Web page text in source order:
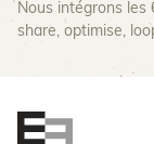
Nous intégrons les
share, optimise,